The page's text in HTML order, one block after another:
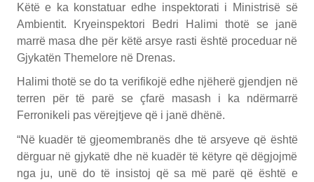
Këtë e ka konstatuar edhe inspektorati i Ministrisë së
Ambientit. Kryeinspektori Bedri Halimi thotë se janë
marrë masa dhe për këtë arsye rasti është proceduar në
Gjykatën Themelore në Drenas.
Halimi thotë se do ta verifikojë edhe njëherë gjendjen në
terren për të parë se çfarë masash i ka ndërmarrë
Ferronikeli pas vërejtjeve që i janë dhënë.
“Në kuadër të gjeomembranës dhe të arsyeve që është
dërguar në gjykatë dhe në kuadër të këtyre që dëgjojmë
nga ju, unë do të insistoj që sa më parë që është e